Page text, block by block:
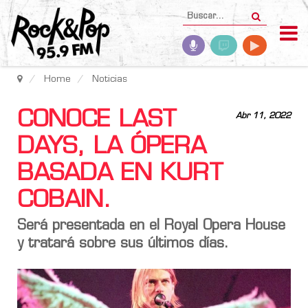
Home Noticias
Abr 11, 2022
CONOCE LAST
DAYS, LA ÓPERA
BASADA EN KURT
COBAIN.
Será presentada en el Royal Opera House
y tratará sobre sus últimos días.